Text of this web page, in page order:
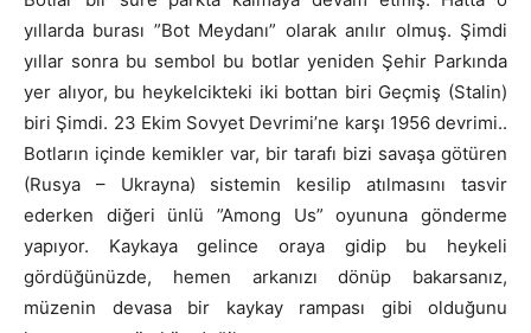
yıllarda burası ”Bot Meydanı” olarak anılır olmuş. Şimdi
yıllar sonra bu sembol bu botlar yeniden Şehir Parkında
yer alıyor, bu heykelcikteki iki bottan biri Geçmiş (Stalin)
biri Şimdi. 23 Ekim Sovyet Devrimi’ne karşı 1956 devrimi..
Botların içinde kemikler var, bir tarafı bizi savaşa götüren
(Rusya – Ukrayna) sistemin kesilip atılmasını tasvir
ederken diğeri ünlü ”Among Us” oyununa gönderme
yapıyor. Kaykaya gelince oraya gidip bu heykeli
gördüğünüzde, hemen arkanızı dönüp bakarsanız,
müzenin devasa bir kaykay rampası gibi olduğunu